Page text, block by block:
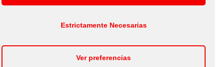
Estrictamente Necesarias
Ver preferencias
CorreoFacebook
TwitterYouTube